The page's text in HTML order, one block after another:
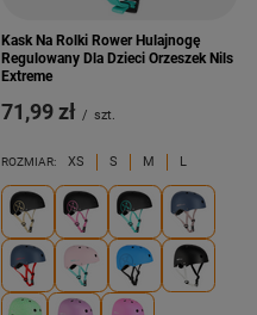
Kask Na Rolki Rower Hulajnogę
Regulowany Dla Dzieci Orzeszek Nils
Extreme
71,99 zł / szt.
ROZMIAR: XS S M L